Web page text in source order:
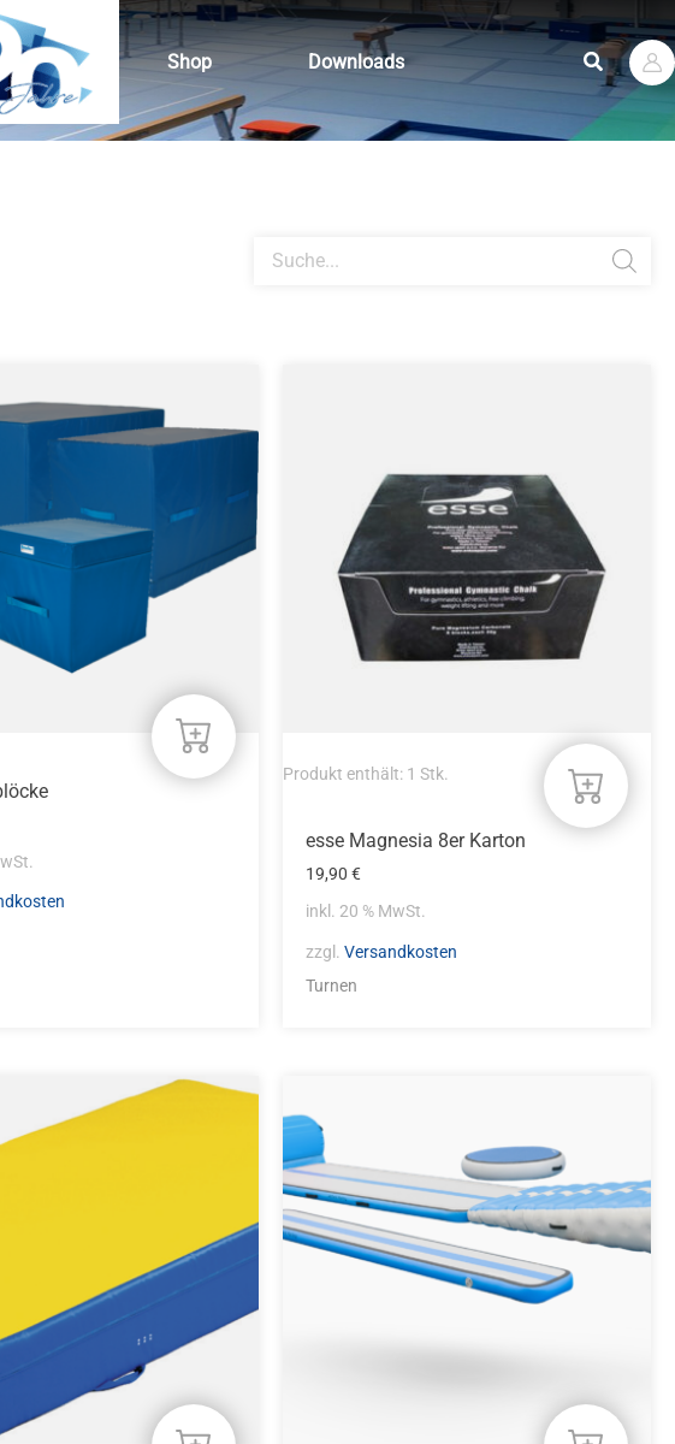
Shop Downloads Suchen
search
Produkt enthält: 1 Stk.
esse Magnesia 8er Karton
19,90€
inkl. 20 % MwSt.
zzgl.Versandkosten
Turnen